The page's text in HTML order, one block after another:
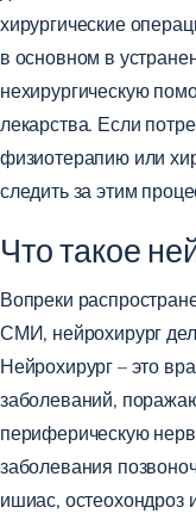
хирургические
в основном в
нехирургическую
лекарства. Если
физиотерапию или
следить за этим
Что такое
Вопреки
СМИ, нейрохирург
Нейрохирург – это
заболеваний,
периферическую
заболевания
ишиас, остеохондроз